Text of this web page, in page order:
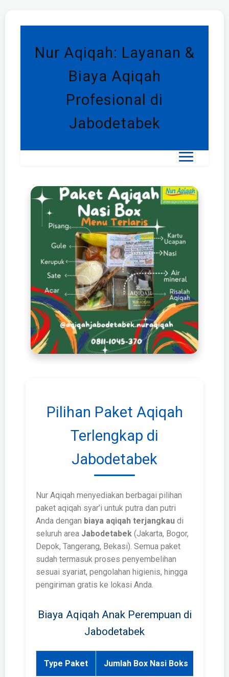
Nur Aqiqah: Layanan &
Biaya Aqiqah
Profesional di
Jabodetabek
Pilihan Paket Aqiqah
Terlengkap di
Jabodetabek
Nur Aqiqah menyediakan berbagai pilihan
paket aqiqah syar’i untuk putra dan putri
Anda dengan biaya aqiqah terjangkau di
seluruh area Jabodetabek (Jakarta, Bogor,
Depok, Tangerang, Bekasi). Semua paket
sudah termasuk proses penyembelihan
sesuai syariat, pengolahan higienis, hingga
pengiriman gratis ke lokasi Anda.
Biaya Aqiqah Anak Perempuan di
Jabodetabek
Type Paket Jumlah Box Nasi Boks